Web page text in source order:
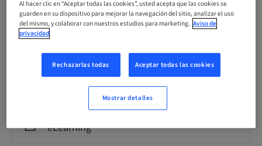
Idioma
Alemán
Puntos
0.00 Puntos
eLearning
Al hacer clic en “Aceptar todas las cookies”, usted acepta que las cookies se
guarden en su dispositivo para mejorar la navegación del sitio, analizar el uso
del mismo, y colaborar con nuestros estudios para marketing. Aviso de
privacidad
Rechazarlas todas Aceptar todas las cookies
Mostrar detalles